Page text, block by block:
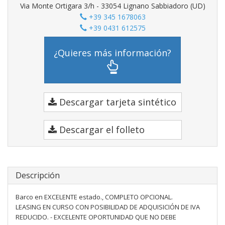
Via Monte Ortigara 3/h - 33054 Lignano Sabbiadoro (UD)
+39 345 1678063
+39 0431 612575
¿Quieres más información?
Descargar tarjeta sintético
Descargar el folleto
Descripción
Barco en EXCELENTE estado., COMPLETO OPCIONAL.
LEASING EN CURSO CON POSIBILIDAD DE ADQUISICIÓN DE IVA
REDUCIDO. - EXCELENTE OPORTUNIDAD QUE NO DEBE